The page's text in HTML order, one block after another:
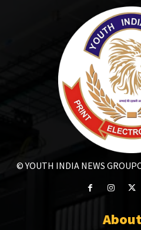
© YOUTH INDIA NEWS GROUP